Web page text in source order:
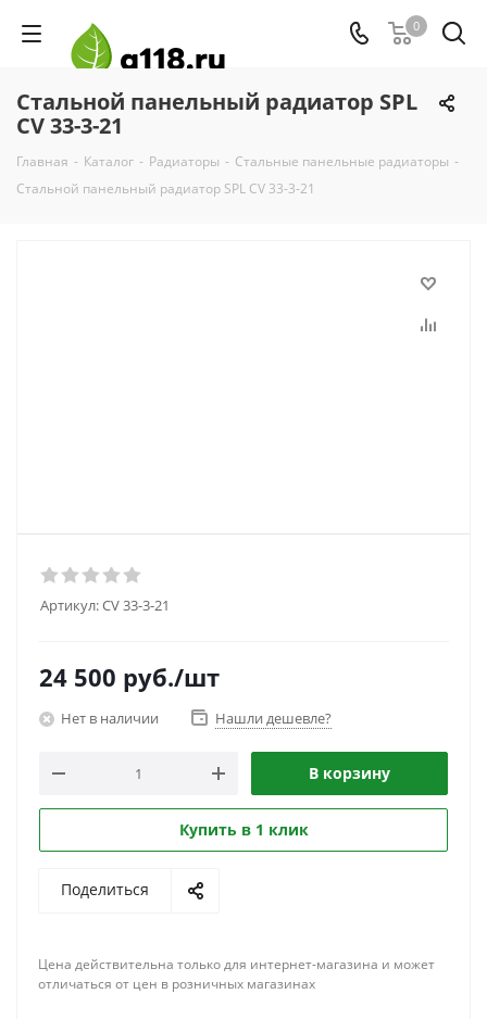
0
Стальной панельный радиатор SPL
CV 33-3-21
Главная - Каталог - Радиаторы - Стальные панельные радиаторы -
Стальной панельный радиатор SPL CV 33-3-21
Артикул:CV 33-3-21
24 500 руб./шт
Нет в наличии Нашли дешевле?
В корзину
Купить в 1 клик
Поделиться
Цена действительна только для интернет-магазина и может
отличаться от цен в розничных магазинах